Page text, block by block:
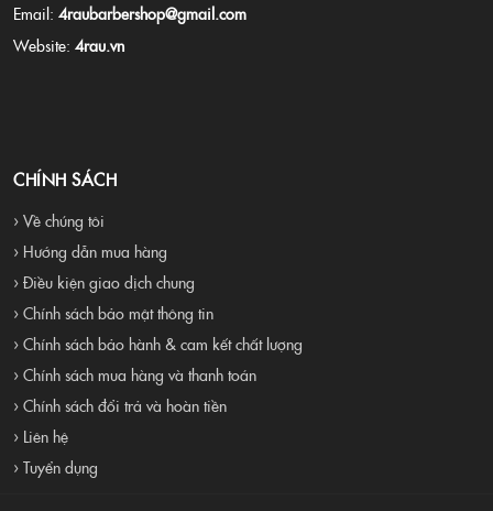
Email: 4raubarbershop@gmail.com
Website: 4rau.vn
CHÍNH SÁCH
› Về chúng tôi
› Hướng dẫn mua hàng
› Điều kiện giao dịch chung
› Chính sách bảo mật thông tin
› Chính sách bảo hành & cam kết chất lượng
› Chính sách mua hàng và thanh toán
› Chính sách đổi trả và hoàn tiền
› Liên hệ
› Tuyển dụng